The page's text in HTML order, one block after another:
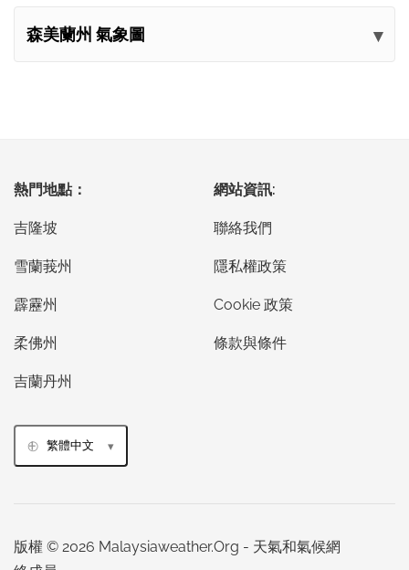
森美蘭州 氣象圖
熱門地點：
吉隆坡
雪蘭莪州
霹靂州
柔佛州
吉蘭丹州
網站資訊:
聯絡我們
隱私權政策
Cookie 政策
條款與條件
繁體中文
版權 © 2026 Malaysiaweather.Org - 天氣和氣候網